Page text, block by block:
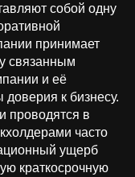
собой одну
принимает
связанным
и её
к бизнесу.
проводятся в
часто
ущерб
краткосрочную